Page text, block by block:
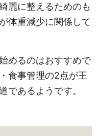
麗に整えるためのも
体重減少に関係して
めるのはおすすめで
食事管理の2点が王
であるようです。